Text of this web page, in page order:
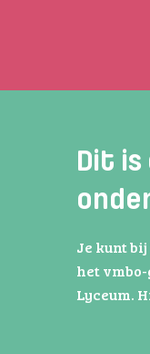
Dit is
Je kunt
het
Lyceum.